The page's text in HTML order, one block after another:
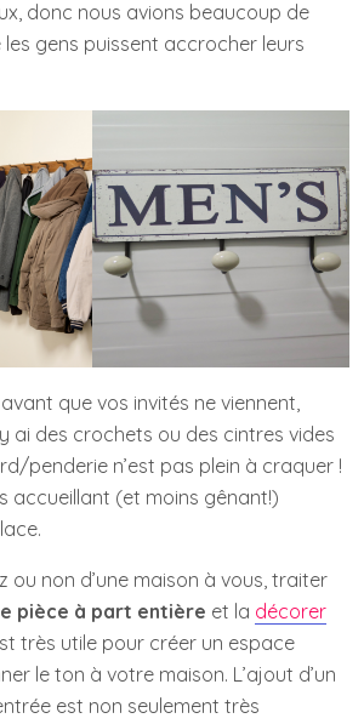
donc nous avions beaucoup de
gens puissent accrocher leurs
avant que vos invités ne viennent,
ai des crochets ou des cintres vides
penderie n’est pas plein à craquer !
accueillant (et moins gênant!)
ou non d’une maison à vous, traiter
pièce à part entière et la décorer
très utile pour créer un espace
le ton à votre maison. L’ajout d’un
est non seulement très